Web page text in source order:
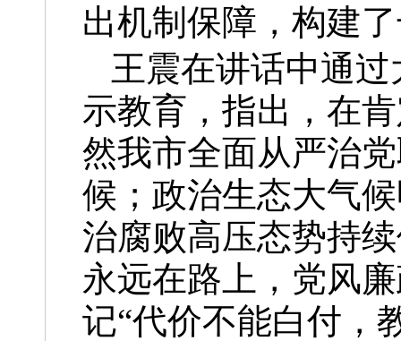
出机制保障，构建
王震在讲话中通
示教育，指出，在
然我市全面从严治
候；政治生态大气
治腐败高压态势持
永远在路上，党风
记“代价不能白付，